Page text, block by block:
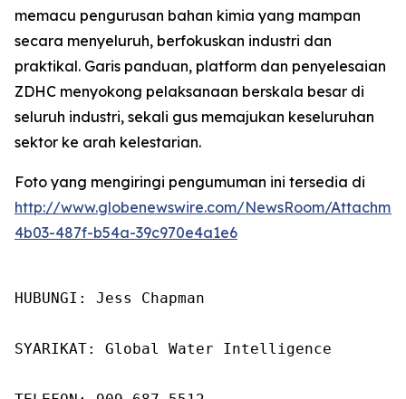
memacu pengurusan bahan kimia yang mampan
secara menyeluruh, berfokuskan industri dan
praktikal. Garis panduan, platform dan penyelesaian
ZDHC menyokong pelaksanaan berskala besar di
seluruh industri, sekali gus memajukan keseluruhan
sektor ke arah kelestarian.
Foto yang mengiringi pengumuman ini tersedia di
http://www.globenewswire.com/NewsRoom/
4b03-487f-b54a-39c970e4a1e6
HUBUNGI: Jess Chapman
SYARIKAT: Global Water Intelligence